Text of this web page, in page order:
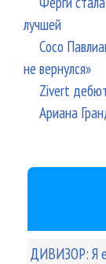
лучшей
Сосо
не вернулся»
Zivert
Ариана
ДИВИЗОР: Я